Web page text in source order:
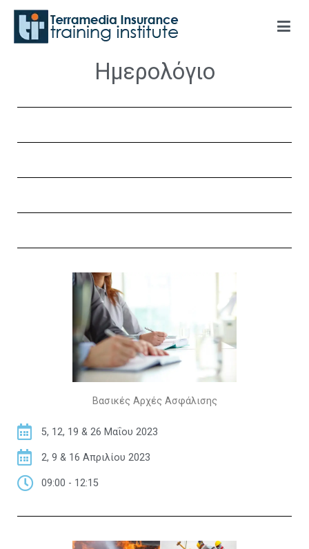
Ημερολόγιο
Βασικές Αρχές Ασφάλισης
5, 12, 19 & 26 Μαΐου 2023
2, 9 & 16 Απριλίου 2023
09:00 - 12:15